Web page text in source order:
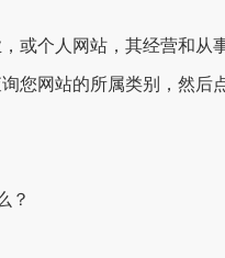
或个人网站，其经营和
您网站的所属类别，然
？